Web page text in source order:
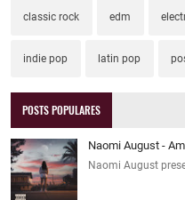
classic rock edm
indie pop latin pop
POSTS POPULARES
Naomi August -
Naomi August